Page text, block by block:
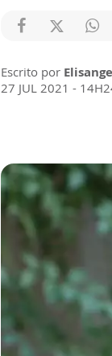
Escrito por
27 JUL 2021 -